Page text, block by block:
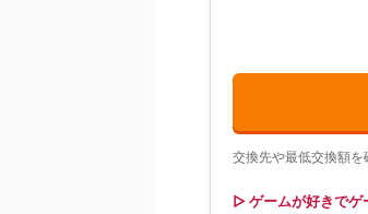
交換先や最低交換額を
▷ ゲームが好きでゲ